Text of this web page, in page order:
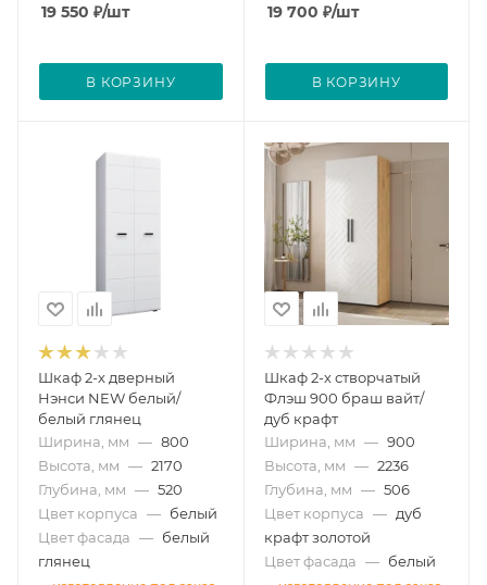
19 550 ₽/шт
В КОРЗИНУ
19 700 ₽/шт
В КОРЗИНУ
Шкаф 2-х дверный
Нэнси NEW белый/
белый глянец
Ширина, мм — 800
Высота, мм — 2170
Глубина, мм — 520
Цвет корпуса — белый
Цвет фасада — белый
глянец
Шкаф 2-х створчатый
Флэш 900 браш вайт/
дуб крафт
Ширина, мм — 900
Высота, мм — 2236
Глубина, мм — 506
Цвет корпуса — дуб
крафт золотой
Цвет фасада — белый